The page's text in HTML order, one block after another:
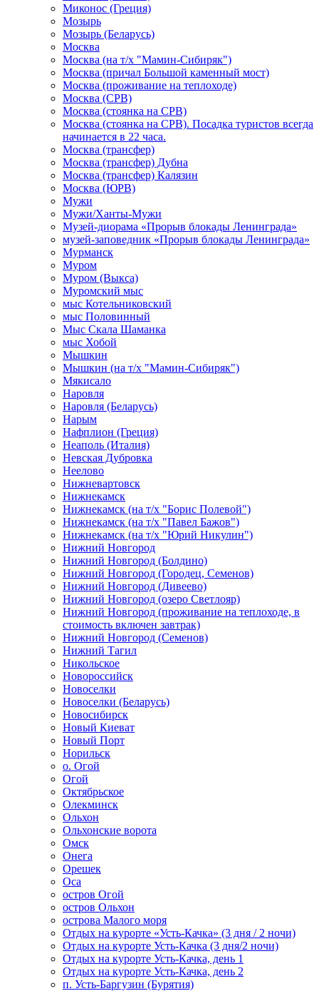
Миконос (Греция)
Мозырь
Мозырь (Беларусь)
Москва
Москва (на т/х "Мамин-Сибиряк")
Москва (причал Большой каменный мост)
Москва (проживание на теплоходе)
Москва (СРВ)
Москва (стоянка на СРВ)
Москва (стоянка на СРВ). Посадка туристов всегда
начинается в 22 часа.
Москва (трансфер)
Москва (трансфер) Дубна
Москва (трансфер) Калязин
Москва (ЮРВ)
Мужи
Мужи/Ханты-Мужи
Музей-диорама «Прорыв блокады Ленинграда»
музей-заповедник «Прорыв блокады Ленинграда»
Мурманск
Муром
Муром (Выкса)
Муромский мыс
мыс Котельниковский
мыс Половинный
Мыс Скала Шаманка
мыс Хобой
Мышкин
Мышкин (на т/х "Мамин-Сибиряк")
Мякисало
Наровля
Наровля (Беларусь)
Нарым
Нафплион (Греция)
Неаполь (Италия)
Невская Дубровка
Неелово
Нижневартовск
Нижнекамск
Нижнекамск (на т/х "Борис Полевой")
Нижнекамск (на т/х "Павел Бажов")
Нижнекамск (на т/х "Юрий Никулин")
Нижний Новгород
Нижний Новгород (Болдино)
Нижний Новгород (Городец, Семенов)
Нижний Новгород (Дивеево)
Нижний Новгород (озеро Светлояр)
Нижний Новгород (проживание на теплоходе, в
стоимость включен завтрак)
Нижний Новгород (Семенов)
Нижний Тагил
Никольское
Новороссийск
Новоселки
Новоселки (Беларусь)
Новосибирск
Новый Киеват
Новый Порт
Норильск
о. Огой
Огой
Октябрьское
Олекминск
Ольхон
Ольхонские ворота
Омск
Онега
Орешек
Оса
остров Огой
остров Ольхон
острова Малого моря
Отдых на курорте «Усть-Качка» (3 дня / 2 ночи)
Отдых на курорте Усть-Качка (3 дня/2 ночи)
Отдых на курорте Усть-Качка, день 1
Отдых на курорте Усть-Качка, день 2
п. Усть-Баргузин (Бурятия)